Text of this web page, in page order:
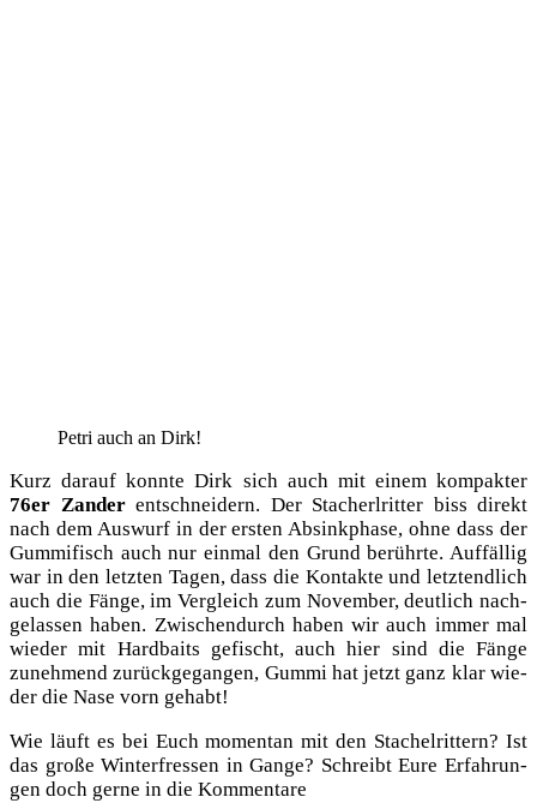
Petri auch an Dirk!
Kurz dar­auf konn­te Dirk sich auch mit einem kom­pak­ter
76er Zan­derent­schnei­dern. Der Stach­erl­rit­ter biss direkt
nach dem Aus­wurf in der ers­ten Absink­pha­se, ohne dass der
Gum­mi­fisch auch nur ein­mal den Grund berühr­te. Auf­fäl­lig
war in den letz­ten Tagen, dass die Kon­tak­te und letzt­end­lich
auch die Fän­ge, im Ver­gleich zum Novem­ber, deut­lich nach­
ge­las­sen haben. Zwi­schen­durch haben wir auch immer mal
wie­der mit Hard­baits gefischt, auch hier sind die Fän­ge
zuneh­mend zurück­ge­gan­gen, Gum­mi hat jetzt ganz klar wie­
der die Nase vorn gehabt!
Wie läuft es bei Euch momen­tan mit den Sta­chel­rit­tern? Ist
das gro­ße Win­ter­fres­sen in Gan­ge? Schreibt Eure Erfah­run­
gen doch ger­ne in die Kommentare